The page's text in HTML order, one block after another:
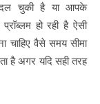
चुकी है या आपके
हो रही है ऐसी
वैसे समय सीमा
है अगर यदि सही तरह